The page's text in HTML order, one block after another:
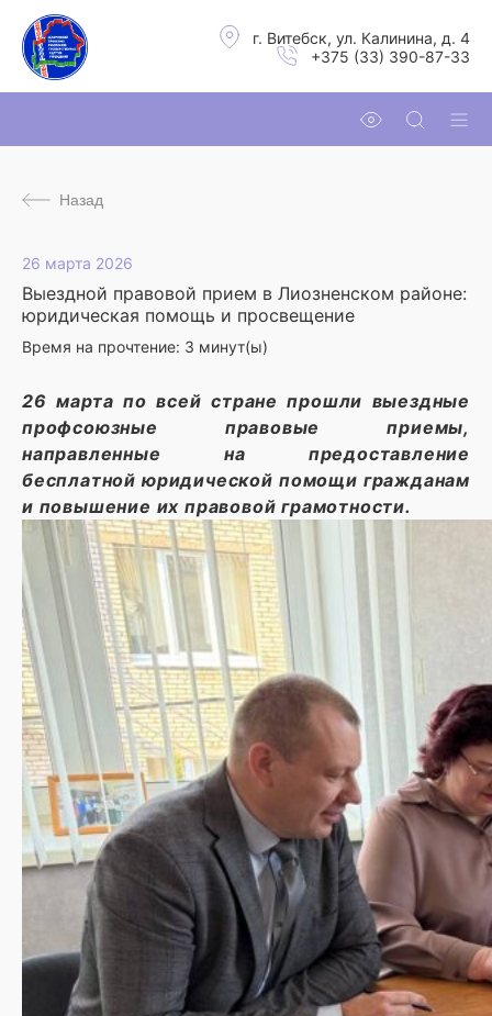
г. Витебск, ул. Калинина, д. 4
+375 (33) 390-87-33
Назад
26 марта 2026
Выездной правовой прием в Лиозненском районе:
юридическая помощь и просвещение
Время на прочтение: 3 минут(ы)
26 марта по всей стране прошли выездные
профсоюзные правовые приемы,
направленные на предоставление
бесплатной юридической помощи гражданам
и повышение их правовой грамотности.